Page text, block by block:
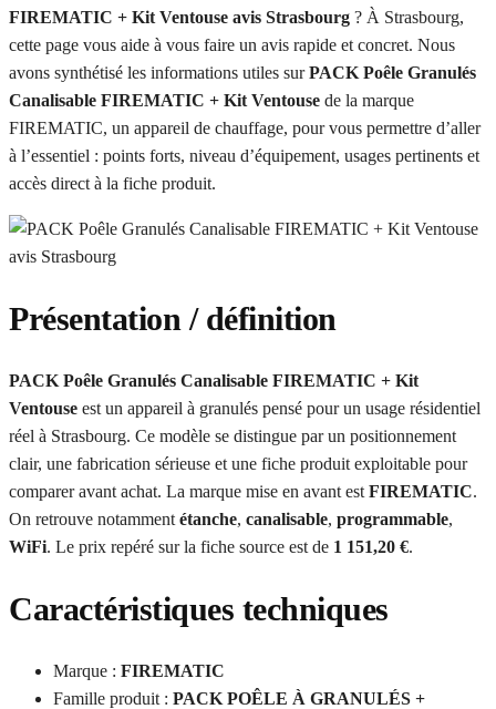
FIREMATIC + Kit Ventouse avis Strasbourg ? À Strasbourg,
cette page vous aide à vous faire un avis rapide et concret. Nous
avons synthétisé les informations utiles surPACK Poêle Granulés
Canalisable FIREMATIC + Kit Ventouse de la marque
FIREMATIC, un appareil de chauffage, pour vous permettre d’aller
à l’essentiel : points forts, niveau d’équipement, usages pertinents et
accès direct à la fiche produit.
Présentation / définition
PACK Poêle Granulés Canalisable FIREMATIC + Kit
Ventouse est un appareil à granulés pensé pour un usage résidentiel
réel à Strasbourg. Ce modèle se distingue par un positionnement
clair, une fabrication sérieuse et une fiche produit exploitable pour
comparer avant achat. La marque mise en avant est FIREMATIC.
On retrouve notamment étanche, canalisable, programmable,
WiFi. Le prix repéré sur la fiche source est de 1 151,20 €.
Caractéristiques techniques
Marque : FIREMATIC
Famille produit : PACK POÊLE À GRANULÉS +